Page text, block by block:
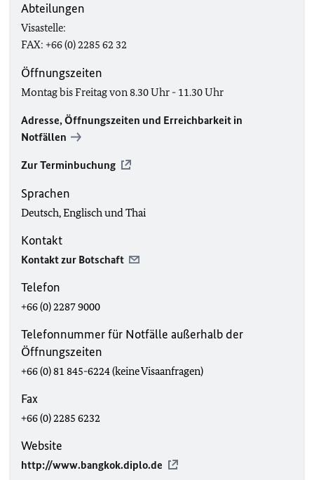
Abteilungen
Visastelle:
FAX: +66 (0) 2285 62 32
Öffnungszeiten
Montag bis Freitag von 8.30 Uhr - 11.30 Uhr
Adresse, Öffnungszeiten und Erreichbarkeit in
Notfällen
Zur Terminbuchung
Sprachen
Deutsch, Englisch und Thai
Kontakt
Kontakt zur Botschaft
Telefon
+66 (0) 2287 9000
Telefonnummer für Notfälle außerhalb der
Öffnungszeiten
+66 (0) 81 845-6224 (keine Visaanfragen)
Fax
+66 (0) 2285 6232
Website
http://www.bangkok.diplo.de